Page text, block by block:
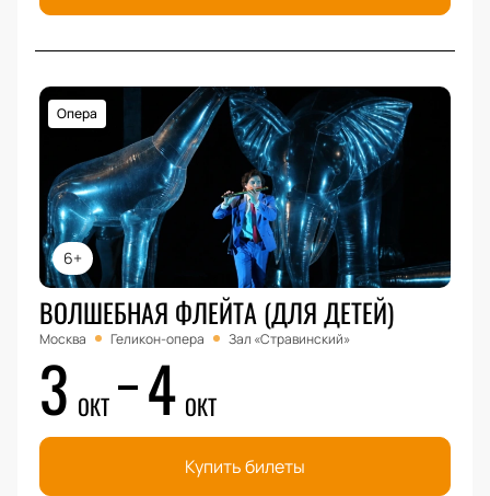
6+
Опера
ВОЛШЕБНАЯ ФЛЕЙТА (ДЛЯ ДЕТЕЙ)
Москва Геликон-опера Зал «Стравинский»
3 ОКТ 4 ОКТ
Купить билеты